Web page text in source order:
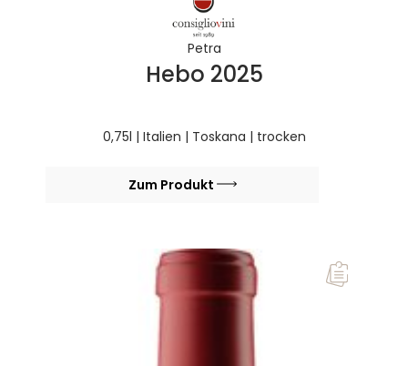
Petra
Hebo 2025
0,75l | Italien | Toskana | trocken
Zum Produkt